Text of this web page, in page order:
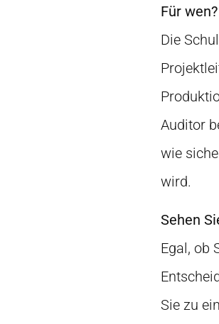
Für wen?
Die
Auditor
wie
wird.
Sehen
Egal, ob
Sie zu